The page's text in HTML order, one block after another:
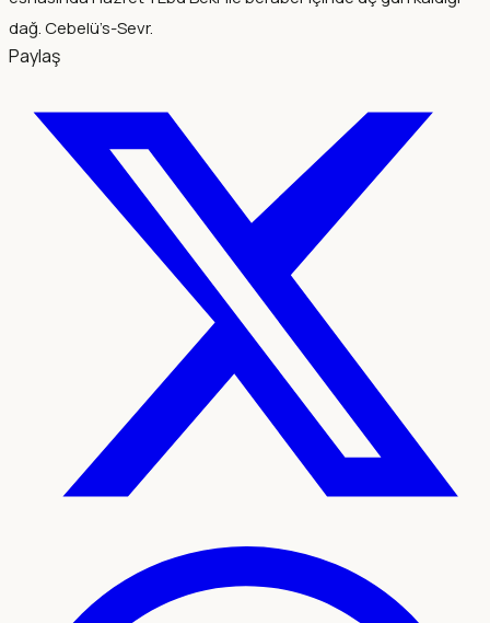
dağ. Cebelü’s-Sevr.
Paylaş